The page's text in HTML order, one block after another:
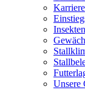
Karriere
Unsere